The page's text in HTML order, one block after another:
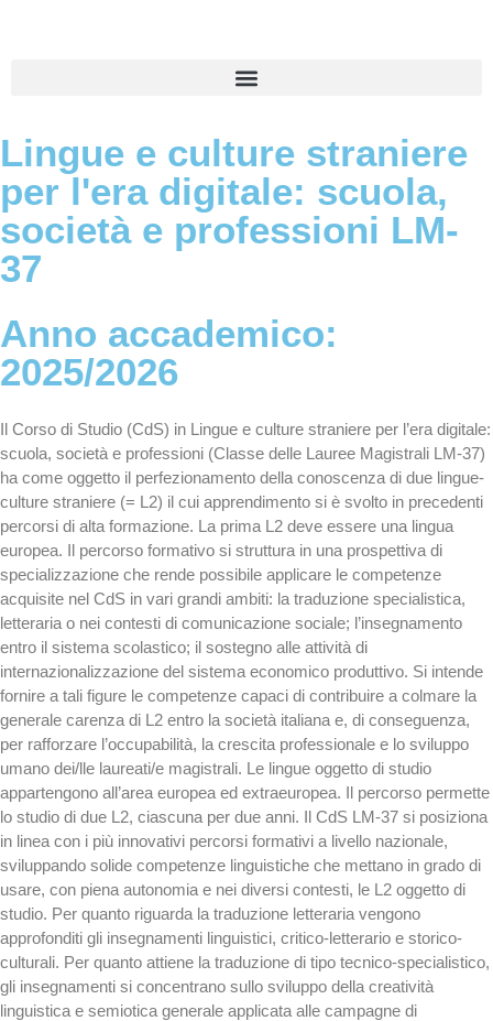
Lingue e culture straniere
per l'era digitale: scuola,
società e professioni LM-
37
Anno accademico:
2025/2026
Il Corso di Studio (CdS) in Lingue e culture straniere per l’era digitale:
scuola, società e professioni (Classe delle Lauree Magistrali LM-37)
ha come oggetto il perfezionamento della conoscenza di due lingue-
culture straniere (= L2) il cui apprendimento si è svolto in precedenti
percorsi di alta formazione. La prima L2 deve essere una lingua
europea. Il percorso formativo si struttura in una prospettiva di
specializzazione che rende possibile applicare le competenze
acquisite nel CdS in vari grandi ambiti: la traduzione specialistica,
letteraria o nei contesti di comunicazione sociale; l’insegnamento
entro il sistema scolastico; il sostegno alle attività di
internazionalizzazione del sistema economico produttivo. Si intende
fornire a tali figure le competenze capaci di contribuire a colmare la
generale carenza di L2 entro la società italiana e, di conseguenza,
per rafforzare l’occupabilità, la crescita professionale e lo sviluppo
umano dei/lle laureati/e magistrali. Le lingue oggetto di studio
appartengono all’area europea ed extraeuropea. Il percorso permette
lo studio di due L2, ciascuna per due anni. Il CdS LM-37 si posiziona
in linea con i più innovativi percorsi formativi a livello nazionale,
sviluppando solide competenze linguistiche che mettano in grado di
usare, con piena autonomia e nei diversi contesti, le L2 oggetto di
studio. Per quanto riguarda la traduzione letteraria vengono
approfonditi gli insegnamenti linguistici, critico-letterario e storico-
culturali. Per quanto attiene la traduzione di tipo tecnico-specialistico,
gli insegnamenti si concentrano sullo sviluppo della creatività
linguistica e semiotica generale applicata alle campagne di